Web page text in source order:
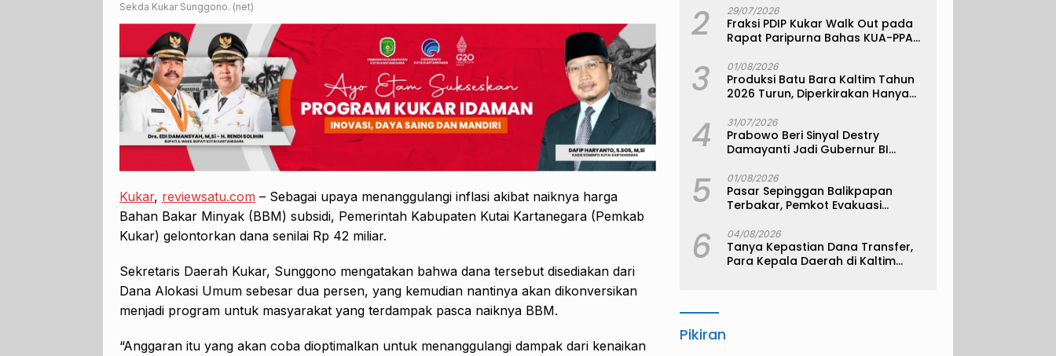
Sekda Kukar Sunggono. (net)
Kukar, reviewsatu.com – Sebagai upaya menanggulangi inflasi akibat naiknya harga
Bahan Bakar Minyak (BBM) subsidi, Pemerintah Kabupaten Kutai Kartanegara (Pemkab
Kukar) gelontorkan dana senilai Rp 42 miliar.
Sekretaris Daerah Kukar, Sunggono mengatakan bahwa dana tersebut disediakan dari
Dana Alokasi Umum sebesar dua persen, yang kemudian nantinya akan dikonversikan
menjadi program untuk masyarakat yang terdampak pasca naiknya BBM.
“Anggaran itu yang akan coba dioptimalkan untuk menanggulangi dampak dari kenaikan
2 29/07/2026
Fraksi PDIP Kukar Walk Out pada
Rapat Paripurna Bahas KUA-PPAS
3 01/08/2026
Produksi Batu Bara Kaltim Tahun
2026 Turun, Diperkirakan Hanya
4 31/07/2026
Prabowo Beri Sinyal Destry
Damayanti Jadi Gubernur BI
5 01/08/2026
Pasar Sepinggan Balikpapan
Terbakar, Pemkot Evakuasi
6 04/08/2026
Tanya Kepastian Dana Transfer,
Para Kepala Daerah di Kaltim
Pikiran